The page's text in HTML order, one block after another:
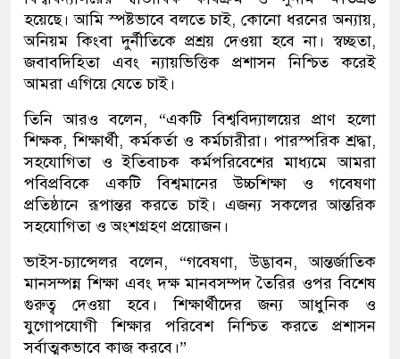
হয়েছে। আমি স্পষ্টভাবে বলতে চাই, কোনো ধরনের অন্যায়,
অনিয়ম কিংবা দুর্নীতিকে প্রশ্রয় দেওয়া হবে না। স্বচ্ছতা,
জবাবদিহিতা এবং ন্যায়ভিত্তিক প্রশাসন নিশ্চিত করেই
আমরা এগিয়ে যেতে চাই।
তিনি আরও বলেন, “একটি বিশ্ববিদ্যালয়ের প্রাণ হলো
শিক্ষক, শিক্ষার্থী, কর্মকর্তা ও কর্মচারীরা। পারস্পরিক শ্রদ্ধা,
সহযোগিতা ও ইতিবাচক কর্মপরিবেশের মাধ্যমে আমরা
পবিপ্রবিকে একটি বিশ্বমানের উচ্চশিক্ষা ও গবেষণা
প্রতিষ্ঠানে রূপান্তর করতে চাই। এজন্য সকলের আন্তরিক
সহযোগিতা ও অংশগ্রহণ প্রয়োজন।
ভাইস-চ্যান্সেলর বলেন, “গবেষণা, উদ্ভাবন, আন্তর্জাতিক
মানসম্পন্ন শিক্ষা এবং দক্ষ মানবসম্পদ তৈরির ওপর বিশেষ
গুরুত্ব দেওয়া হবে। শিক্ষার্থীদের জন্য আধুনিক ও
যুগোপযোগী শিক্ষার পরিবেশ নিশ্চিত করতে প্রশাসন
সর্বাত্মকভাবে কাজ করবে।”